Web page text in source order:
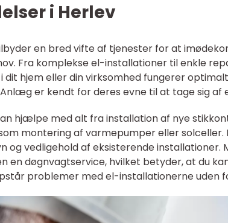
i Herlev
en bred vifte af tjenester for at
Fra komplekse el-installationer til enkle
hjem eller din virksomhed fungerer
er kendt for deres evne til at tage sig af
hjælpe med alt fra installation af nye
montering af varmepumper eller solceller.
og vedligehold af eksisterende installationer.
en døgnvagtservice, hvilket betyder, at du
problemer med el-installationerne uden